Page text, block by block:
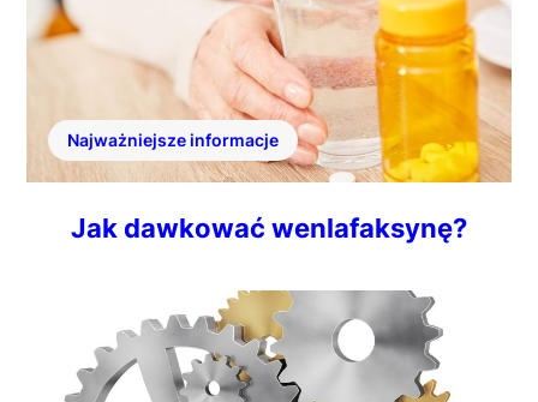
Najważniejsze informacje
Jak dawkować wenlafaksynę?